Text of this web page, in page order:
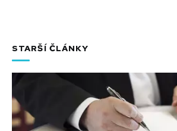
STARŠÍ ČLÁNKY